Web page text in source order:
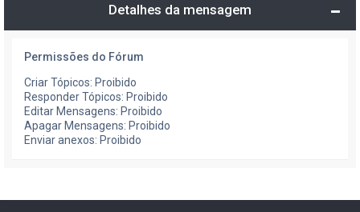
Detalhes da mensagem
Permissões do Fórum
Criar Tópicos: Proibido
Responder Tópicos: Proibido
Editar Mensagens: Proibido
Apagar Mensagens: Proibido
Enviar anexos: Proibido